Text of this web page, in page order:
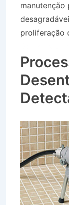
manutenção
proliferação